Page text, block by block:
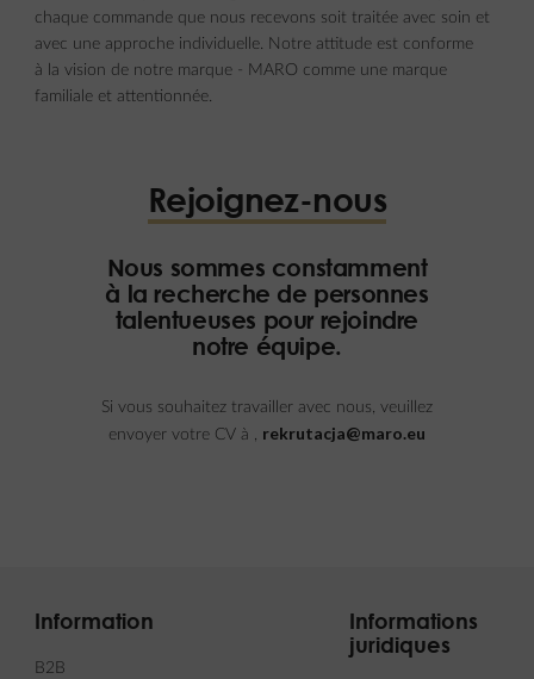
chaque commande que nous recevons soit traitée avec soin et
avec une approche individuelle. Notre attitude est conforme
à la vision de notre marque - MARO comme une marque
familiale et attentionnée.
Rejoignez-nous
Nous sommes constamment
à la recherche de personnes
talentueuses pour rejoindre
notre équipe.
Si vous souhaitez travailler avec nous, veuillez
envoyer votre CV à , rekrutacja@maro.eu
Information
B2B
Informations
juridiques